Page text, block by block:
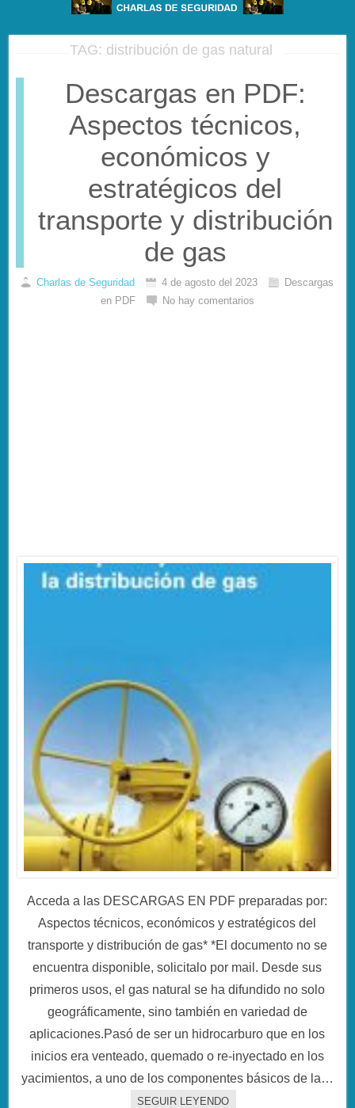
TAG: distribución de gas natural
Descargas en PDF:
Aspectos técnicos,
económicos y
estratégicos del
transporte y distribución
de gas
Charlas de Seguridad 4 de agosto del 2023
Descargas
en PDF
No hay comentarios
Acceda a las DESCARGAS EN PDF preparadas por:
Aspectos técnicos, económicos y estratégicos del
transporte y distribución de gas* *El documento no se
encuentra disponible, solicitalo por mail. Desde sus
primeros usos, el gas natural se ha difundido no solo
geográficamente, sino también en variedad de
aplicaciones.Pasó de ser un hidrocarburo que en los
inicios era venteado, quemado o re-inyectado en los
yacimientos, a uno de los componentes básicos de la…
SEGUIR LEYENDO